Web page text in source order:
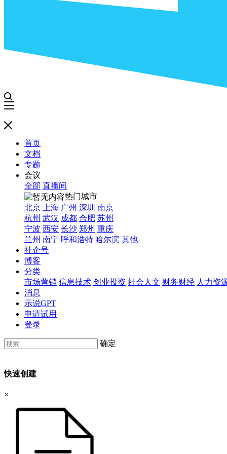
首页
文档
专题
会议
全部 直播间
热门城市
北京
上海 广州 深圳 南京
杭州 武汉 成都 合肥 苏州
宁波 西安 长沙 郑州 重庆
兰州 南宁 呼和浩特 哈尔滨 其他
社企号
博客
分类
市场营销 信息技术 创业投资 社会人文 财务财经 人力资
消息
示说GPT
申请试用
登录
确定
快速创建
×